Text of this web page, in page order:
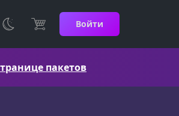
Войти
пакетов